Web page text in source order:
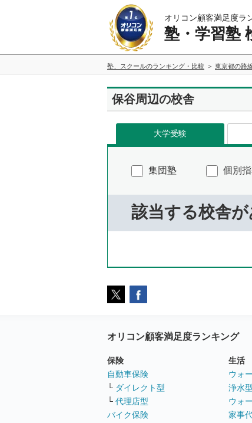
オリコン顧客満足度ラ
塾・学習塾
塾、スクールのランキング・比較 東京都の路
保谷周辺の校舎
大学受験
集団塾 個別
該当する校舎が
オリコン顧客満足度ランキング
保険
自動車保険
└ ダイレクト型
└ 代理店型
バイク保険
生活
ウォ
浄水型
ウォ
家事